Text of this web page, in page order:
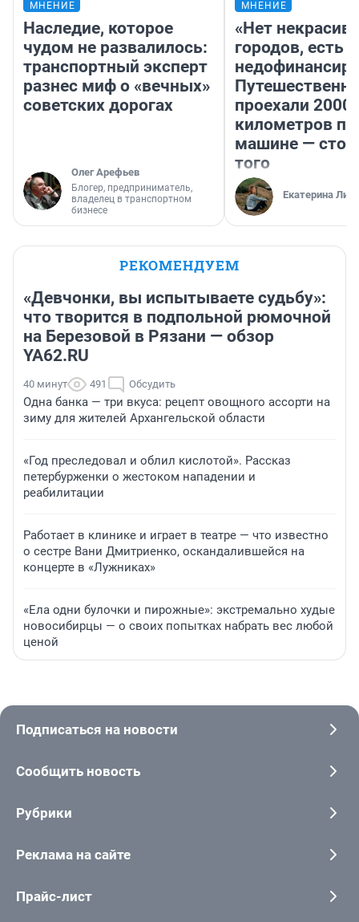
МНЕНИЕ
Наследие, которое
чудом не развалилось:
транспортный эксперт
разнес миф о «вечных»
советских дорогах
Олег Арефьев
Блогер, предприниматель,
владелец в транспортном
бизнесе
МНЕНИЕ
«Нет
городов, есть
проехали 2000
километров по
машине —
того
Екатерина
РЕКОМЕНДУЕМ
«Девчонки, вы испытываете судьбу»:
что творится в подпольной рюмочной
на Березовой в Рязани — обзор
YA62.RU
40 минут 491 Обсудить
Одна банка — три вкуса: рецепт овощного ассорти на
зиму для жителей Архангельской области
«Год преследовал и облил кислотой». Рассказ
петербурженки о жестоком нападении и
реабилитации
Работает в клинике и играет в театре — что известно
о сестре Вани Дмитриенко, оскандалившейся на
концерте в «Лужниках»
«Ела одни булочки и пирожные»: экстремально худые
новосибирцы — о своих попытках набрать вес любой
ценой
Подписаться на новости
Сообщить новость
Рубрики
Реклама на сайте
Прайс-лист